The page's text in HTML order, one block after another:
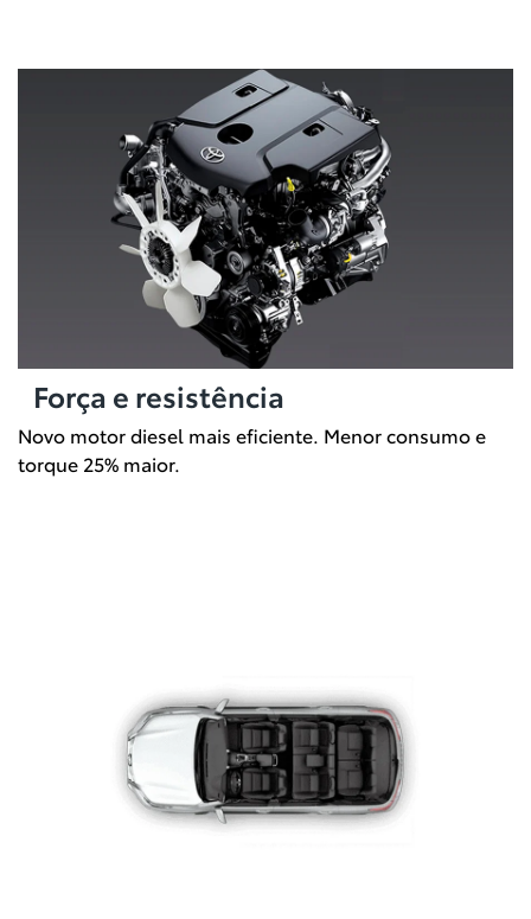
Força e resistência
Novo motor diesel mais eficiente. Menor consumo e
torque 25% maior.